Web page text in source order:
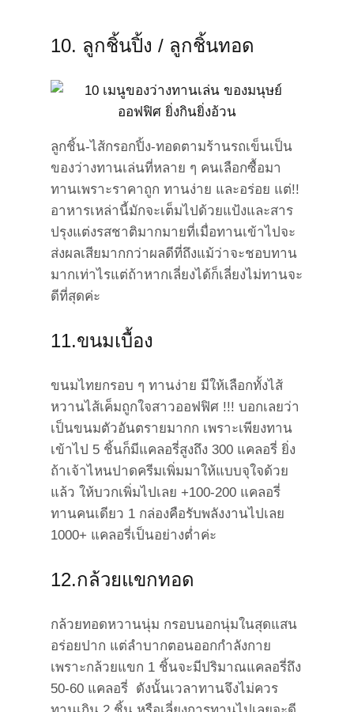
10. ลูกชิ้นปิ้ง / ลูกชิ้นทอด
ลูกชิ้น-ไส้กรอกปิ้ง-ทอดตามร้านรถเข็นเป็น
ของว่างทานเล่นที่หลาย ๆ คนเลือกซื้อมา
ทานเพราะราคาถูก ทานง่าย และอร่อย แต่!!
อาหารเหล่านี้มักจะเต็มไปด้วยแป้งและสาร
ปรุงแต่งรสชาติมากมายที่เมื่อทานเข้าไปจะ
ส่งผลเสียมากกว่าผลดีที่ถึงแม้ว่าจะชอบทาน
มากเท่าไรแต่ถ้าหากเลี่ยงได้ก็เลี่ยงไม่ทานจะ
ดีที่สุดค่ะ
11.ขนมเบื้อง
ขนมไทยกรอบ ๆ ทานง่าย มีให้เลือกทั้งไส้
หวานไส้เค็มถูกใจสาวออฟฟิศ !!! บอกเลยว่า
เป็นขนมตัวอันตรายมากก เพราะเพียงทาน
เข้าไป 5 ชิ้นก็มีแคลอรี่สูงถึง 300 แคลอรี่ ยิ่ง
ถ้าเจ้าไหนปาดครีมเพิ่มมาให้แบบจุใจด้วย
แล้ว ให้บวกเพิ่มไปเลย +100-200 แคลอรี่
ทานคนเดียว 1 กล่องคือรับพลังงานไปเลย
1000+ แคลอรี่เป็นอย่างต่ำค่ะ
12.กล้วยแขกทอด
กล้วยทอดหวานนุ่ม กรอบนอกนุ่มในสุดแสน
อร่อยปาก แต่ลำบากตอนออกกำลังกาย
เพราะกล้วยแขก 1 ชิ้นจะมีปริมาณแคลอรี่ถึง
50-60 แคลอรี่ ดังนั้นเวลาทานจึงไม่ควร